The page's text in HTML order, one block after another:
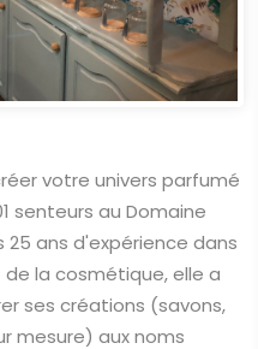
votre univers parfumé
senteurs au Domaine
ans d'expérience dans
la cosmétique, elle a
ses créations (savons,
mesure) aux noms